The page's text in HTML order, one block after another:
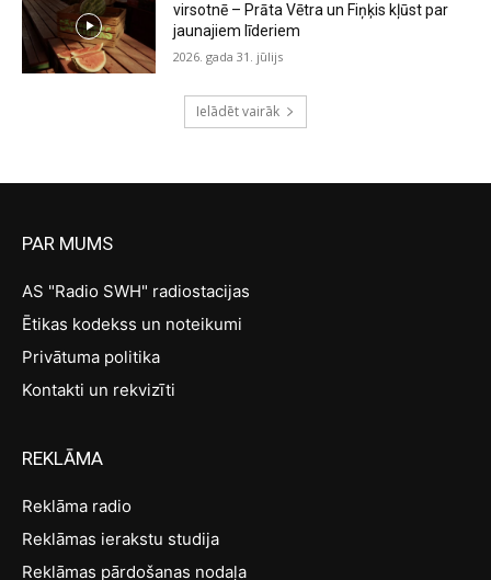
virsotnē – Prāta Vētra un Fiņķis kļūst par
jaunajiem līderiem
2026. gada 31. jūlijs
Ielādēt vairāk
PAR MUMS
AS "Radio SWH" radiostacijas
Ētikas kodekss un noteikumi
Privātuma politika
Kontakti un rekvizīti
REKLĀMA
Reklāma radio
Reklāmas ierakstu studija
Reklāmas pārdošanas nodaļa